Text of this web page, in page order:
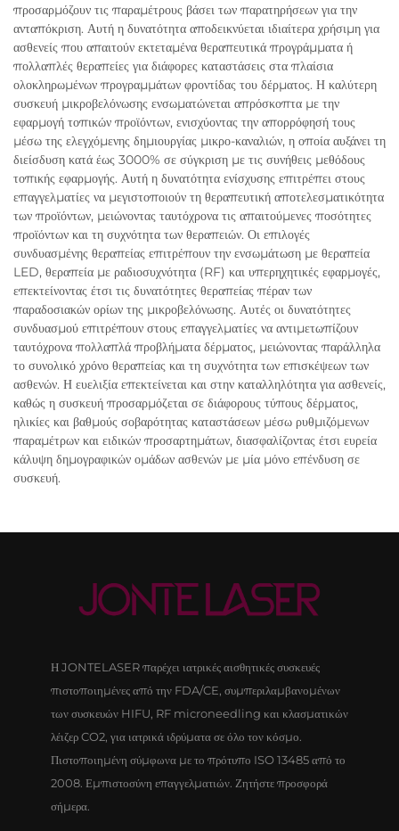
προσαρμόζουν τις παραμέτρους βάσει των παρατηρήσεων για την
ανταπόκριση. Αυτή η δυνατότητα αποδεικνύεται ιδιαίτερα χρήσιμη για
ασθενείς που απαιτούν εκτεταμένα θεραπευτικά προγράμματα ή
πολλαπλές θεραπείες για διάφορες καταστάσεις στα πλαίσια
ολοκληρωμένων προγραμμάτων φροντίδας του δέρματος. Η καλύτερη
συσκευή μικροβελόνωσης ενσωματώνεται απρόσκοπτα με την
εφαρμογή τοπικών προϊόντων, ενισχύοντας την απορρόφησή τους
μέσω της ελεγχόμενης δημιουργίας μικρο-καναλιών, η οποία αυξάνει τη
διείσδυση κατά έως 3000% σε σύγκριση με τις συνήθεις μεθόδους
τοπικής εφαρμογής. Αυτή η δυνατότητα ενίσχυσης επιτρέπει στους
επαγγελματίες να μεγιστοποιούν τη θεραπευτική αποτελεσματικότητα
των προϊόντων, μειώνοντας ταυτόχρονα τις απαιτούμενες ποσότητες
προϊόντων και τη συχνότητα των θεραπειών. Οι επιλογές
συνδυασμένης θεραπείας επιτρέπουν την ενσωμάτωση με θεραπεία
LED, θεραπεία με ραδιοσυχνότητα (RF) και υπερηχητικές εφαρμογές,
επεκτείνοντας έτσι τις δυνατότητες θεραπείας πέραν των
παραδοσιακών ορίων της μικροβελόνωσης. Αυτές οι δυνατότητες
συνδυασμού επιτρέπουν στους επαγγελματίες να αντιμετωπίζουν
ταυτόχρονα πολλαπλά προβλήματα δέρματος, μειώνοντας παράλληλα
το συνολικό χρόνο θεραπείας και τη συχνότητα των επισκέψεων των
ασθενών. Η ευελιξία επεκτείνεται και στην καταλληλότητα για ασθενείς,
καθώς η συσκευή προσαρμόζεται σε διάφορους τύπους δέρματος,
ηλικίες και βαθμούς σοβαρότητας καταστάσεων μέσω ρυθμιζόμενων
παραμέτρων και ειδικών προσαρτημάτων, διασφαλίζοντας έτσι ευρεία
κάλυψη δημογραφικών ομάδων ασθενών με μία μόνο επένδυση σε
συσκευή.
Η JONTELASER παρέχει ιατρικές αισθητικές συσκευές
πιστοποιημένες από την FDA/CE, συμπεριλαμβανομένων
των συσκευών HIFU, RF microneedling και κλασματικών
λέιζερ CO2, για ιατρικά ιδρύματα σε όλο τον κόσμο.
Πιστοποιημένη σύμφωνα με το πρότυπο ISO 13485 από το
2008. Εμπιστοσύνη επαγγελματιών. Ζητήστε προσφορά
σήμερα.